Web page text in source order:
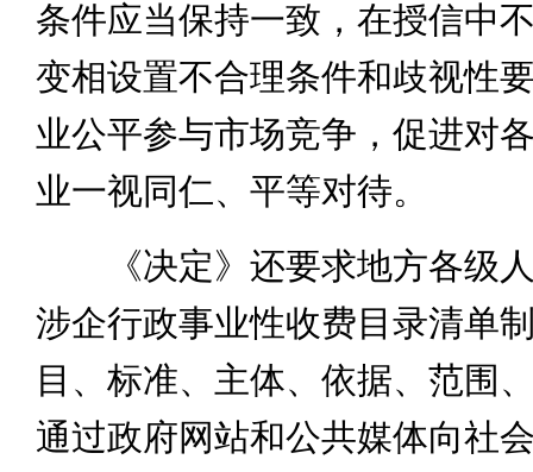
条件应当保持一致，在授信中
变相设置不合理条件和歧视性
业公平参与市场竞争，促进对
业一视同仁、平等对待。
《决定》还要求地方各级人
涉企行政事业性收费目录清单
目、标准、主体、依据、范围
通过政府网站和公共媒体向社